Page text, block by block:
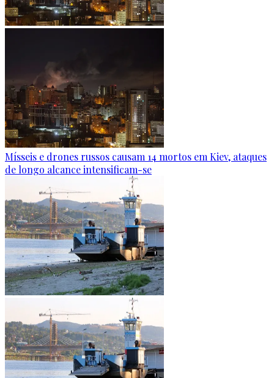
Mísseis e drones russos causam 14 mortos em Kiev, ataques
de longo alcance intensificam-se